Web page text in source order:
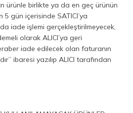
ürünle birlikte ya da en geç ürünün
gün içerisinde SATICI’ya
iade işlemi gerçekleştirilmeyecek,
olarak ALICI’ya geri
iade edilecek olan faturanın
ibaresi yazılıp ALICI tarafından